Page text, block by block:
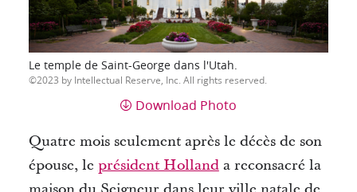
Le temple de Saint-George dans l'Utah.
2023 by Intellectual Reserve, Inc. All rights reserved.
Download Photo
Quatre mois seulement après le décès de son
épouse, leprésident Hollanda reconsacré la